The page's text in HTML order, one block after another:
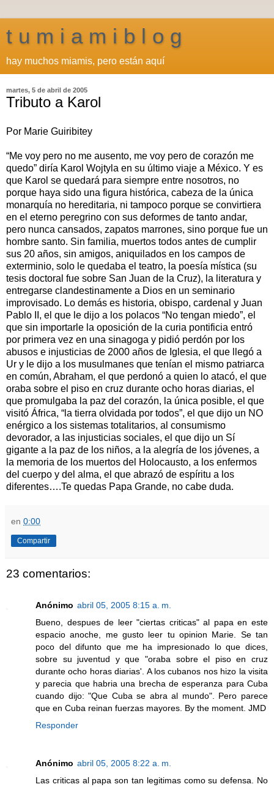
t u m i a m i b l o g
hay muchos miamis, pero están aquí
martes, 5 de abril de 2005
Tributo a Karol
Por Marie Guiribitey
“Me voy pero no me ausento, me voy pero de corazón me
quedo” diría Karol Wojtyla en su último viaje a México. Y es
que Karol se quedará para siempre entre nosotros, no
porque haya sido una figura histórica, cabeza de la única
monarquía no hereditaria, ni tampoco porque se convirtiera
en el eterno peregrino con sus deformes de tanto andar,
pero nunca cansados, zapatos marrones, sino porque fue un
hombre santo. Sin familia, muertos todos antes de cumplir
sus 20 años, sin amigos, aniquilados en los campos de
exterminio, solo le quedaba el teatro, la poesía mística (su
tesis doctoral fue sobre San Juan de la Cruz), la literatura y
entregarse clandestinamente a Dios en un seminario
improvisado. Lo demás es historia, obispo, cardenal y Juan
Pablo II, el que le dijo a los polacos “No tengan miedo”, el
que sin importarle la oposición de la curia pontificia entró
por primera vez en una sinagoga y pidió perdón por los
abusos e injusticias de 2000 años de Iglesia, el que llegó a
Ur y le dijo a los musulmanes que tenían el mismo patriarca
en común, Abraham, el que perdonó a quien lo atacó, el que
oraba sobre el piso en cruz durante ocho horas diarias, el
que promulgaba la paz del corazón, la única posible, el que
visitó África, “la tierra olvidada por todos”, el que dijo un NO
enérgico a los sistemas totalitarios, al consumismo
devorador, a las injusticias sociales, el que dijo un Sí
gigante a la paz de los niños, a la alegría de los jóvenes, a
la memoria de los muertos del Holocausto, a los enfermos
del cuerpo y del alma, el que abrazó de espíritu a los
diferentes….Te quedas Papa Grande, no cabe duda.
en 0:00
Compartir
23 comentarios:
Anónimo abril 05, 2005 8:15 a. m.
Bueno, despues de leer "ciertas criticas" al papa en este
espacio anoche, me gusto leer tu opinion Marie. Se tan
poco del difunto que me ha impresionado lo que dices,
sobre su juventud y que "oraba sobre el piso en cruz
durante ocho horas diarias'. A los cubanos nos hizo la visita
y parecia que habria una brecha de esperanza para Cuba
cuando dijo: "Que Cuba se abra al mundo". Pero parece
que en Cuba reinan fuerzas mayores. By the moment. JMD
Responder
Anónimo abril 05, 2005 8:22 a. m.
Las criticas al papa son tan legitimas como su defensa. No